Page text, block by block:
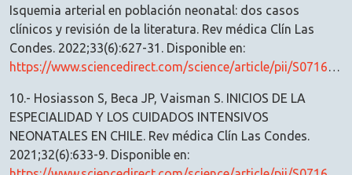
Isquemia arterial en población neonatal: dos casos
clínicos y revisión de la literatura. Rev médica Clín Las
Condes. 2022;33(6):627-31. Disponible en:
https://www.sciencedirect.com/science/article/pii/S0716864022001237
10.- Hosiasson S, Beca JP, Vaisman S. INICIOS DE LA
ESPECIALIDAD Y LOS CUIDADOS INTENSIVOS
NEONATALES EN CHILE. Rev médica Clín Las Condes.
2021;32(6):633-9. Disponible en: